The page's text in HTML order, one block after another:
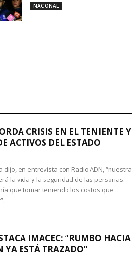
NACIONAL
CRISIS EN EL TENIENTE Y
ACTIVOS DEL ESTADO
dijo, en entrevista con Radio ADN, “nuestra
la vida y la seguridad de las personas.
que tomar teniendo los costos que
IMACEC: “RUMBO HACIA
YA ESTÁ TRAZADO”